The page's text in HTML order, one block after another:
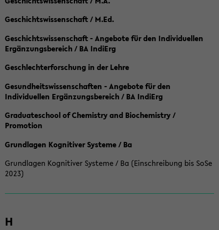
Geschichtswissenschaft / M.Ed.
Geschichtswissenschaft - Angebote für den Individuellen
Ergänzungsbereich / BA IndiErg
Geschlechterforschung in der Lehre
Gesundheitswissenschaften - Angebote für den
Individuellen Ergänzungsbereich / BA IndiErg
Graduateschool of Chemistry and Biochemistry /
Promotion
Grundlagen Kognitiver Systeme / Ba
Grundlagen Kognitiver Systeme / Ba (Einschreibung bis SoSe
2023)
H